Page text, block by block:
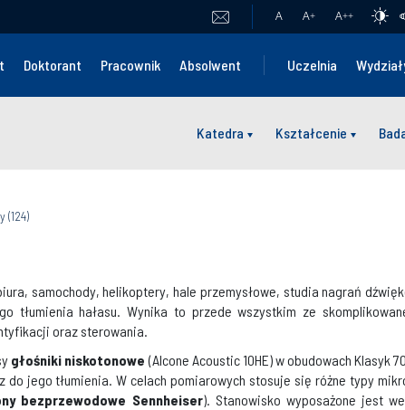
A A+ A++
Doktorant Pracownik Absolwent Uczelnia
Katedra Kształcenie
samochody, helikoptery, hale przemysłowe, studia nagrań
tłumienia hałasu. Wynika to przede wszystkim ze
oraz sterowania.
głośniki niskotonowe (Alcone Acoustic 10HE) w obudowach Klasyk
do jego tłumienia. W celach pomiarowych stosuje się różne typy
bezprzewodowe Sennheiser). Stanowisko wyposażone jest